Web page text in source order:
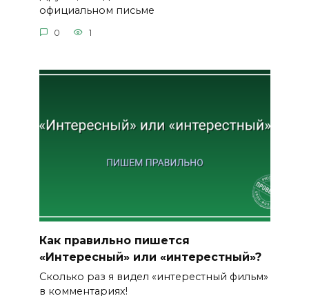
официальном письме
0 1
Как правильно пишется
«Интересный» или «интерестный»?
Сколько раз я видел «интерестный фильм»
в комментариях!